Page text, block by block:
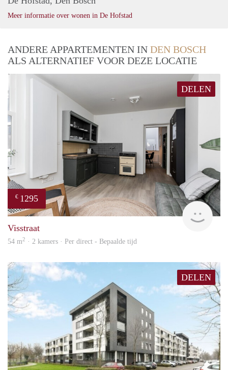
Meer informatie over wonen in De Hofstad
ANDERE APPARTEMENTEN IN DEN BOSCH
ALS ALTERNATIEF VOOR DEZE LOCATIE
DELEN
€ 1295
Next
Visstraat
54 m2 · 2 kamers · Per direct - Bepaalde tijd
DELEN